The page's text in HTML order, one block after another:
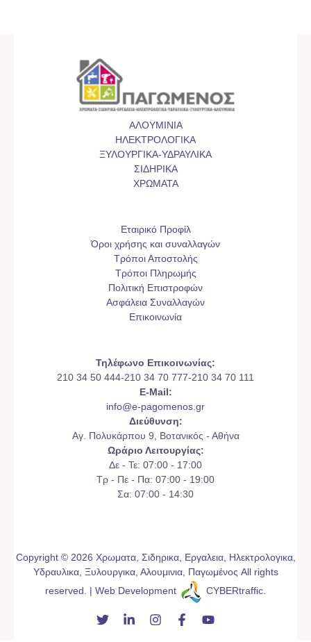
ΑΛΟΥΜΙΝΙΑ
ΗΛΕΚΤΡΟΛΟΓΙΚΑ
ΞΥΛΟΥΡΓΙΚΑ-ΥΔΡΑΥΛΙΚΑ
ΣΙΔΗΡΙΚΑ
ΧΡΩΜΑΤΑ
Εταιρικό Προφίλ
Όροι χρήσης και συναλλαγών
Τρόποι Αποστολής
Τρόποι Πληρωμής
Πολιτική Επιστροφών
Ασφάλεια Συναλλαγών
Επικοινωνία
Τηλέφωνο Επικοινωνίας:
210 34 50 444-210 34 70 777-210 34 70 111
E-Mail:
info@e-pagomenos.gr
Διεύθυνση:
Αγ. Πολυκάρπου 9, Βοτανικός - Αθήνα
Ωράριο Λειτουργίας:
Δε - Τε: 07:00 - 17:00
Τρ - Πε - Πα: 07:00 - 19:00
Σα: 07:00 - 14:30
Copyright © 2026 Χρωματα, Σιδηρικα, Εργαλεια, Ηλεκτρολογικα,
Υδραυλικα, Ξυλουργικα, Αλουμινια, Παγωμένος All rights
reserved. | Web Development
CYBERtraffic.